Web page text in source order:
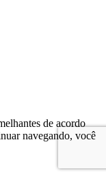
de acordo
navegando, você